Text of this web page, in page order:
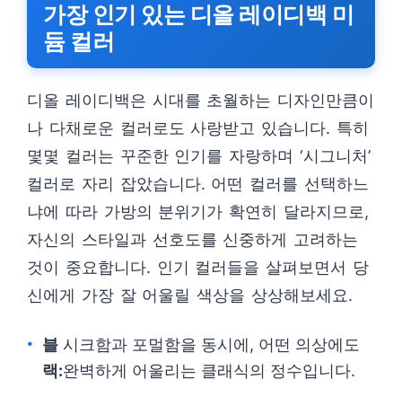
가장 인기 있는 디올 레이디백 미
듐 컬러
디올 레이디백은 시대를 초월하는 디자인만큼이
나 다채로운 컬러로도 사랑받고 있습니다. 특히
몇몇 컬러는 꾸준한 인기를 자랑하며 ‘시그니처’
컬러로 자리 잡았습니다. 어떤 컬러를 선택하느
냐에 따라 가방의 분위기가 확연히 달라지므로,
자신의 스타일과 선호도를 신중하게 고려하는
것이 중요합니다. 인기 컬러들을 살펴보면서 당
신에게 가장 잘 어울릴 색상을 상상해보세요.
블
랙:
시크함과 포멀함을 동시에, 어떤 의상에도
완벽하게 어울리는 클래식의 정수입니다.